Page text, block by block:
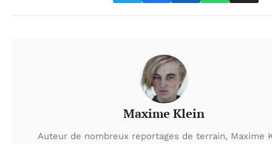
Maxime Klein
Auteur de nombreux reportages de terrain, Maxime